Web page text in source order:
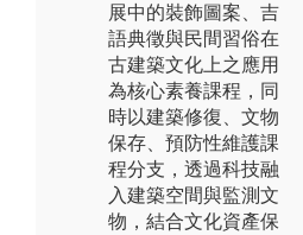
展中的裝飾圖案、吉
語典徵與民間習俗在
古建築文化上之應用
為核心素養課程，同
時以建築修復、文物
保存、預防性維護課
程分支，透過科技融
入建築空間與監測文
物，結合文化資產保